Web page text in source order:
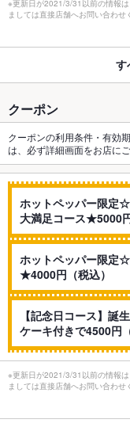
※更新日が2021/3/31以前の情報
ましては直接店舗へお問い合わせ
す
クーポン
クーポンの利用条件・有効
は、必ず詳細画面をお店にご
ホットペッパー限定
大満足コース★5000
ホットペッパー限定
★4000円（税込）
【記念日コース】誕
ケーキ付きで4500円
※更新日が2021/3/31以前の情報
ましては直接店舗へお問い合わせ